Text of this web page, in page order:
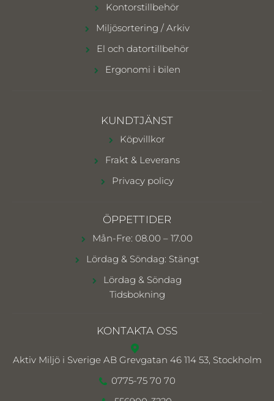
Kontorstillbehör
Miljösortering / Arkiv
El och datortillbehör
Ergonomi i bilen
KUNDTJÄNST
Köpvillkor
Frakt & Leverans
Privacy policy
ÖPPETTIDER
Mån-Fre: 08.00 – 17.00
Lördag & Söndag: Stängt
Lördag & Söndag
Tidsbokning
KONTAKTA OSS
Aktiv Miljö i Sverige AB Grevgatan 46 114 53, Stockholm
0775-75 70 70